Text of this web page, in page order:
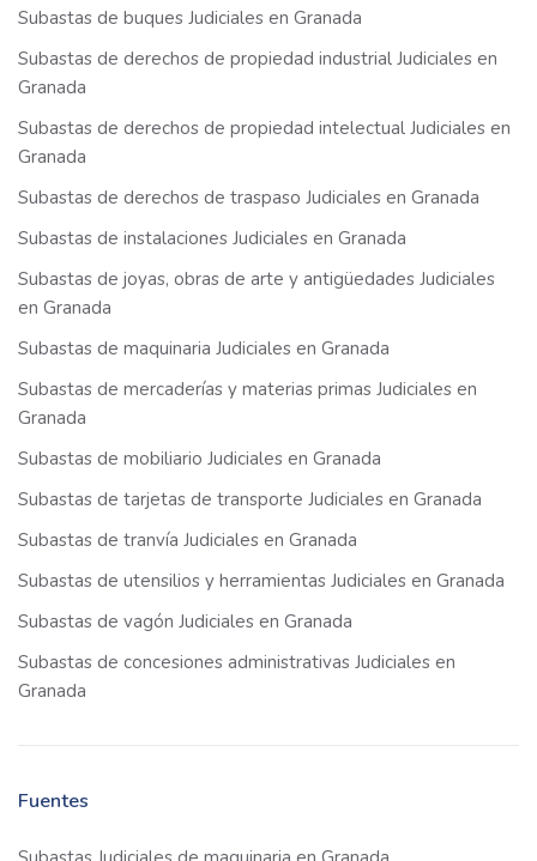
Subastas de buques Judiciales en Granada
Subastas de derechos de propiedad industrial Judiciales en
Granada
Subastas de derechos de propiedad intelectual Judiciales en
Granada
Subastas de derechos de traspaso Judiciales en Granada
Subastas de instalaciones Judiciales en Granada
Subastas de joyas, obras de arte y antigüedades Judiciales
en Granada
Subastas de maquinaria Judiciales en Granada
Subastas de mercaderías y materias primas Judiciales en
Granada
Subastas de mobiliario Judiciales en Granada
Subastas de tarjetas de transporte Judiciales en Granada
Subastas de tranvía Judiciales en Granada
Subastas de utensilios y herramientas Judiciales en Granada
Subastas de vagón Judiciales en Granada
Subastas de concesiones administrativas Judiciales en
Granada
Fuentes